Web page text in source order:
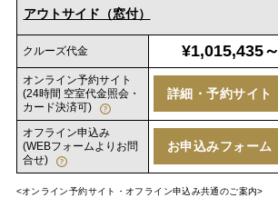
アウトサイド（窓付）
クルーズ代金 ¥1,015,435～
オンライン予約サイト
(24時間 空室代金照会・
カード決済可)
詳細・予約サイト
オフライン申込み
(WEBフォームよりお問
合せ)
お申込みフォーム
<オンライン予約サイト・オフライン申込み共通のご案内>